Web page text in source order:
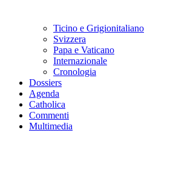
Ticino e Grigionitaliano
Svizzera
Papa e Vaticano
Internazionale
Cronologia
Dossiers
Agenda
Catholica
Commenti
Multimedia